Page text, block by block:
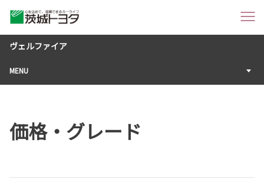
ヴェルファイア
MENU
価格・グレード